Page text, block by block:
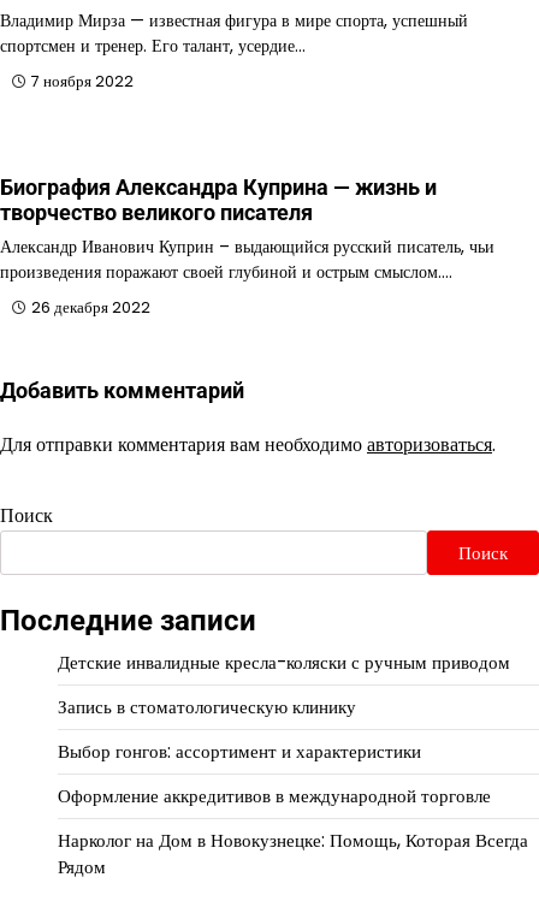
Владимир Мирза — известная фигура в мире спорта, успешный
спортсмен и тренер. Его талант, усердие…
7 ноября 2022
Биография Александра Куприна — жизнь и
творчество великого писателя
Александр Иванович Куприн – выдающийся русский писатель, чьи
произведения поражают своей глубиной и острым смыслом.…
26 декабря 2022
Добавить комментарий
Для отправки комментария вам необходимоавторизоваться.
Поиск
Поиск
Последние записи
Детские инвалидные кресла-коляски с ручным приводом
Запись в стоматологическую клинику
Выбор гонгов: ассортимент и характеристики
Оформление аккредитивов в международной торговле
Нарколог на Дом в Новокузнецке: Помощь, Которая Всегда
Рядом